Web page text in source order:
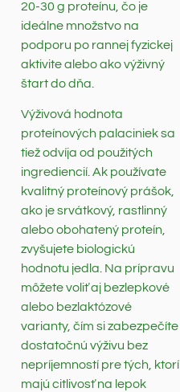
20-30 g proteínu, čo je
ideálne množstvo na
podporu po rannej fyzickej
aktivite alebo ako výživný
štart do dňa.
Výživová hodnota
proteínových palaciniek sa
tiež odvíja od použitých
ingrediencií. Ak používate
kvalitný proteínový prášok,
ako je srvátkový, rastlinný
alebo obohatený proteín,
zvyšujete biologickú
hodnotu jedla. Na prípravu
môžete voliť aj bezlepkové
alebo bezlaktózové
varianty, čím si zabezpečíte
dostatočnú výživu bez
nepríjemností pre tých, ktorí
majú citlivosť na lepok